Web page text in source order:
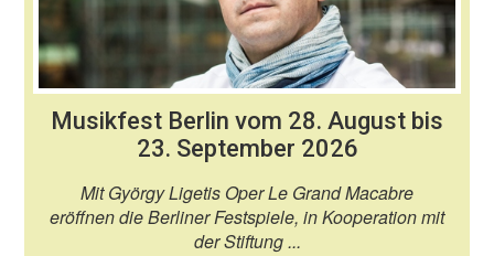
Musikfest Berlin vom 28. August bis
23. September 2026
Mit György Ligetis Oper Le Grand Macabre
eröffnen die Berliner Festspiele, in Kooperation mit
der Stiftung ...